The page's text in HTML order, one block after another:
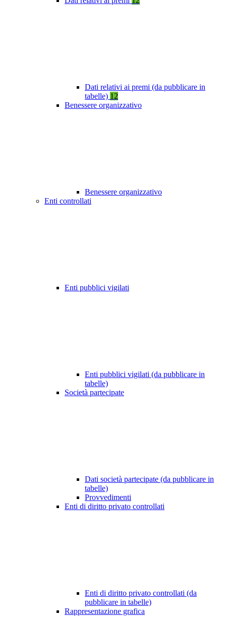
Dati relativi ai premi (da pubblicare in
tabelle) 12
Benessere organizzativo
Benessere organizzativo
Enti controllati
Enti pubblici vigilati
Enti pubblici vigilati (da pubblicare in
tabelle)
Società partecipate
Dati società partecipate (da pubblicare in
tabelle)
Provvedimenti
Enti di diritto privato controllati
Enti di diritto privato controllati (da
pubblicare in tabelle)
Rappresentazione grafica